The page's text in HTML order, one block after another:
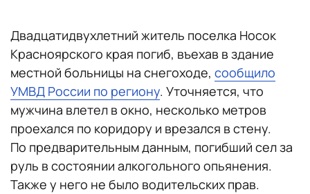
Двадцатидвухлетний житель поселка Носок
Красноярского края погиб, въехав в здание
местной больницы на снегоходе, сообщило
УМВД России по региону. Уточняется, что
мужчина влетел в окно, несколько метров
проехался по коридору и врезался в стену.
По предварительным данным, погибший сел за
руль в состоянии алкогольного опьянения.
Также у него не было водительских прав.